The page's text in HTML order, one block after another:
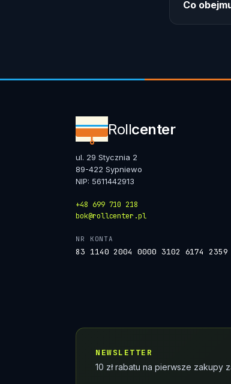
Co
Rollcenter
ul. 29 Stycznia 2
89-422 Sypniewo
NIP: 5611442913
+48 699 710 218
bok@rollcenter.pl
NR KONTA
83 1140 2004 0000 3102 6174 2359
NEWSLETTER
10 zł rabatu na pierwsze zakupy